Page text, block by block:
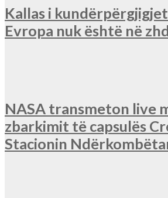
Kallas i kundërpërgjigjet
Evropa nuk është në
NASA transmeton live
zbarkimit të capsulës
Stacionin